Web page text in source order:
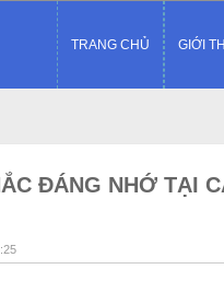
TRANG CHỦ GIỚI
ĐÁNG NHỚ TẠI